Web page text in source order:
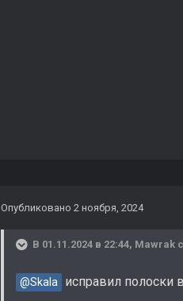
Опубликовано 2 ноября, 2024
В 01.11.2024 в 22:44, Mawrak
@Skala исправил